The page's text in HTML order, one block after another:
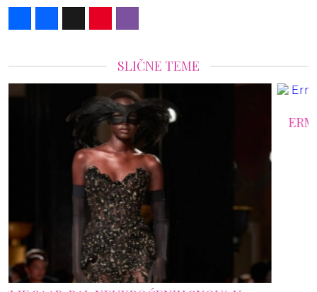
SLIČNE TEME
ERMANNO SCERVINO JESEN 2026:
DRAMA U NAJLEPŠOJ MODNOJ KULISI